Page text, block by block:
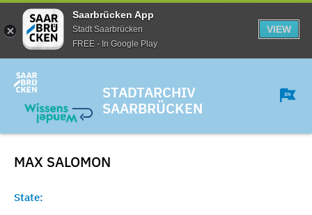
Saarbrücken App
Stadt Saarbrücken
FREE - In Google Play
VIEW
STADTARCHIV
SAARBRÜCKEN
MAX SALOMON
State: